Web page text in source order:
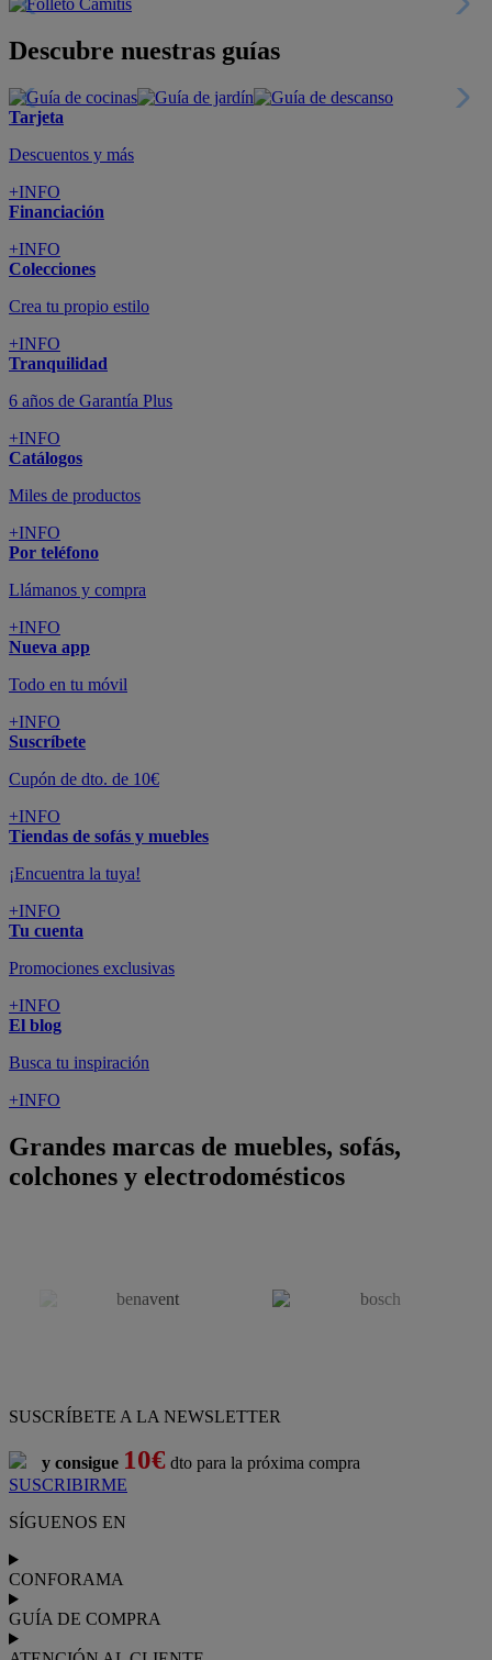
Descubre nuestras guías
Tarjeta
Descuentos y más
+INFO
Financiación
+INFO
Colecciones
Crea tu propio estilo
+INFO
Tranquilidad
6 años de Garantía Plus
+INFO
Catálogos
Miles de productos
+INFO
Por teléfono
Llámanos y compra
+INFO
Nueva app
Todo en tu móvil
+INFO
Suscríbete
Cupón de dto. de 10€
+INFO
Tiendas de sofás y muebles
¡Encuentra la tuya!
+INFO
Tu cuenta
Promociones exclusivas
+INFO
El blog
Busca tu inspiración
+INFO
Grandes marcas de muebles, sofás,
colchones y electrodomésticos
SUSCRÍBETE A LA NEWSLETTER
y consigue 10€ dto para la próxima compra
SUSCRIBIRME
SÍGUENOS EN
CONFORAMA
GUÍA DE COMPRA